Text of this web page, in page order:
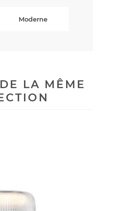
Moderne
LA MÊME